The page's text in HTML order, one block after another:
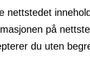
nettstedet
på
du uten